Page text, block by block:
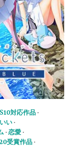
対応作品
い
恋愛
受賞作品